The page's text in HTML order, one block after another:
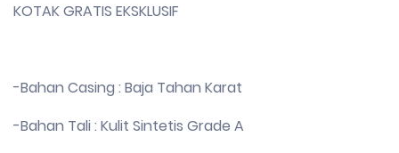
KOTAK GRATIS EKSKLUSIF
-Bahan Casing : Baja Tahan Karat
-Bahan Tali : Kulit Sintetis Grade A